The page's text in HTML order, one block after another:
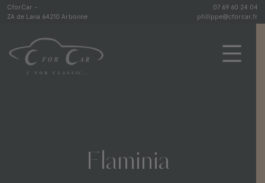
Skip
content
CforCar -
ZA de Lana 64210 Arbonne
07 69 60 24 04
philippe@cforcar.fr
Flaminia